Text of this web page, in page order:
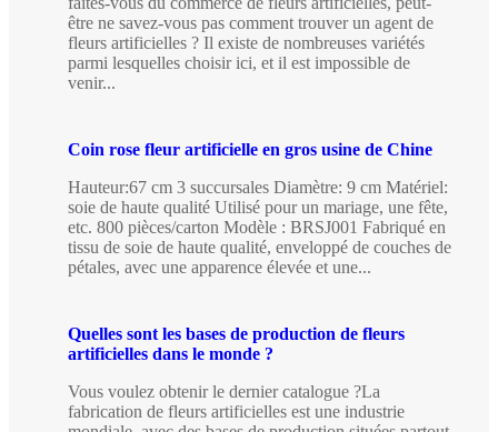
être ne savez-vous pas comment trouver un agent de
fleurs artificielles ? Il existe de nombreuses variétés
parmi lesquelles choisir ici, et il est impossible de
venir...
Coin rose fleur artificielle en gros usine de Chine
Hauteur:67 cm 3 succursales Diamètre: 9 cm Matériel:
soie de haute qualité Utilisé pour un mariage, une fête,
etc. 800 pièces/carton Modèle : BRSJ001 Fabriqué en
tissu de soie de haute qualité, enveloppé de couches de
pétales, avec une apparence élevée et une...
Quelles sont les bases de production de fleurs
artificielles dans le monde ?
Vous voulez obtenir le dernier catalogue ?La
fabrication de fleurs artificielles est une industrie